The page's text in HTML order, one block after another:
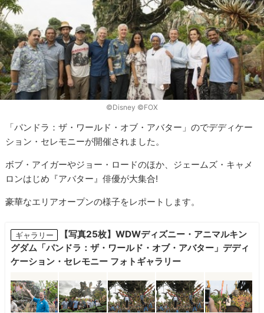
©︎Disney ©︎FOX
「パンドラ：ザ・ワールド・オブ・アバター」のでデディケー
ション・セレモニーが開催されました。
ボブ・アイガーやジョー・ロードのほか、ジェームズ・キャメ
ロンはじめ『アバター』俳優が大集合!
豪華なエリアオープンの様子をレポートします。
ギャラリー
【写真25枚】WDWディズニー・アニマルキン
グダム「パンドラ：ザ・ワールド・オブ・アバター」デディ
ケーション・セレモニー フォトギャラリー